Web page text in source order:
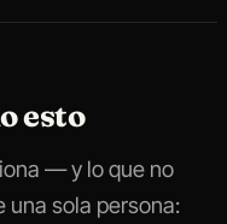
esto
— y lo que no
sola persona: